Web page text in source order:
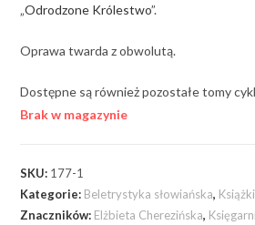
„Odrodzone Królestwo”.
Oprawa twarda z obwolutą.
Dostępne są również pozostałe tomy
Brak w magazynie
SKU: 177-1
Kategorie: Beletrystyka słowiańska, Książki
Znaczników: Elżbieta Cherezińska,